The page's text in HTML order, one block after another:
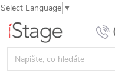
Select Language ▼
Přejít
obsah